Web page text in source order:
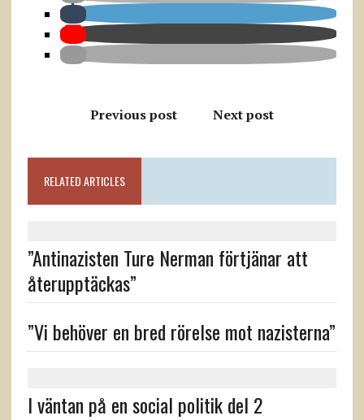
Previous post Next post
RELATED ARTICLES
”Antinazisten Ture Nerman förtjänar att
återupptäckas”
”Vi behöver en bred rörelse mot nazisterna”
I väntan på en social politik del 2